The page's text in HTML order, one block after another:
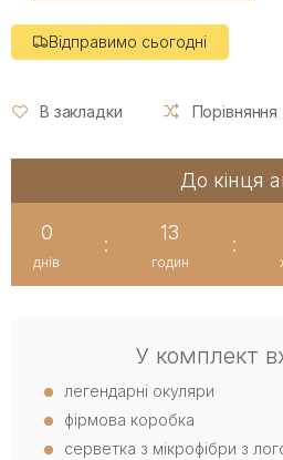
Відправимо сьогодні
В закладки Порівняння
До кінця
0
днів
:
13
годин
:
У комплект
легендарні окуляри
фірмова коробка
серветка з мікрофібри з